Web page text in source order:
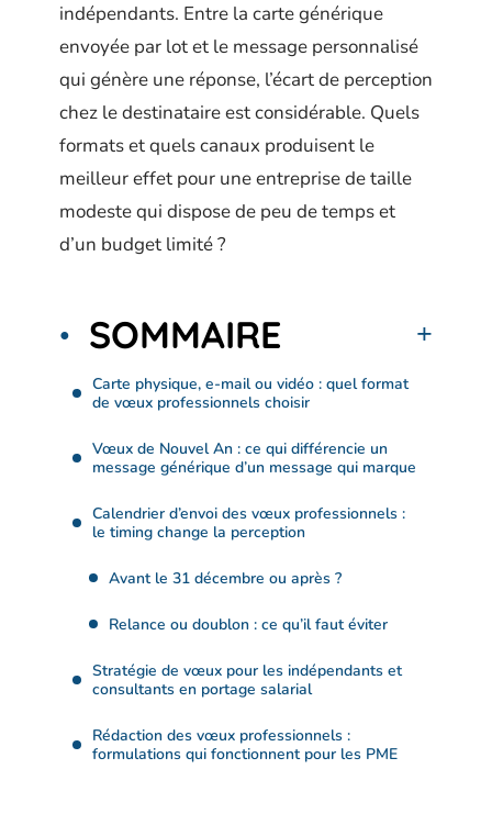
indépendants. Entre la carte générique
envoyée par lot et le message personnalisé
qui génère une réponse, l’écart de perception
chez le destinataire est considérable. Quels
formats et quels canaux produisent le
meilleur effet pour une entreprise de taille
modeste qui dispose de peu de temps et
d’un budget limité ?
SOMMAIRE
Carte physique, e-mail ou vidéo : quel format
de vœux professionnels choisir
Vœux de Nouvel An : ce qui différencie un
message générique d’un message qui marque
Calendrier d’envoi des vœux professionnels :
le timing change la perception
Avant le 31 décembre ou après ?
Relance ou doublon : ce qu’il faut éviter
Stratégie de vœux pour les indépendants et
consultants en portage salarial
Rédaction des vœux professionnels :
formulations qui fonctionnent pour les PME